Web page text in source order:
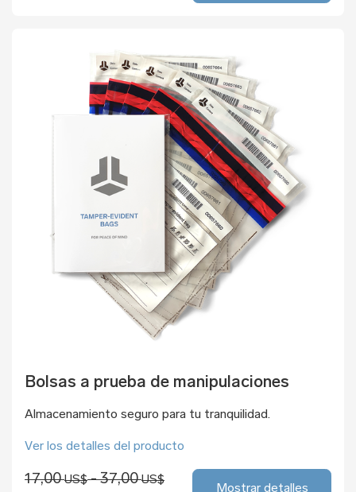
Bolsas a prueba de manipulaciones
Almacenamiento seguro para tu tranquilidad.
Ver los detalles del producto
17,00US$- 37,00US$
Mostrar detalles